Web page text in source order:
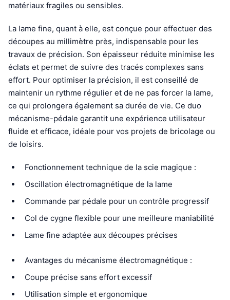
matériaux fragiles ou sensibles.
La lame fine, quant à elle, est conçue pour effectuer des
découpes au millimètre près, indispensable pour les
travaux de précision. Son épaisseur réduite minimise les
éclats et permet de suivre des tracés complexes sans
effort. Pour optimiser la précision, il est conseillé de
maintenir un rythme régulier et de ne pas forcer la lame,
ce qui prolongera également sa durée de vie. Ce duo
mécanisme-pédale garantit une expérience utilisateur
fluide et efficace, idéale pour vos projets de bricolage ou
de loisirs.
Fonctionnement technique de la scie magique :
Oscillation électromagnétique de la lame
Commande par pédale pour un contrôle progressif
Col de cygne flexible pour une meilleure maniabilité
Lame fine adaptée aux découpes précises
Avantages du mécanisme électromagnétique :
Coupe précise sans effort excessif
Utilisation simple et ergonomique